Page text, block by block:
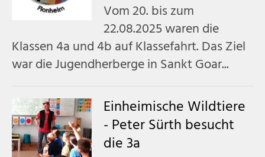
Vom 20. bis zum
22.08.2025 waren die
Klassen 4a und 4b auf Klassefahrt. Das Ziel
war die Jugendherberge in Sankt Goar...
Einheimische Wildtiere
- Peter Sürth besucht
die 3a